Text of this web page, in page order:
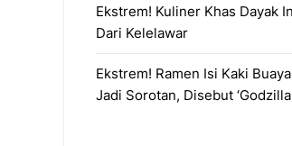
Ekstrem! Kuliner Khas Dayak
Dari Kelelawar
Ekstrem! Ramen Isi Kaki
Jadi Sorotan, Disebut ‘Godzilla